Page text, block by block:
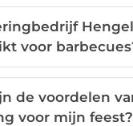
voor
de voordelen
voor mijn feest?